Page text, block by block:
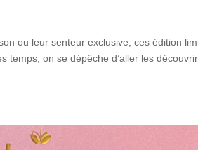
ou leur senteur exclusive, ces édition
temps, on se dépêche d’aller les découvrir